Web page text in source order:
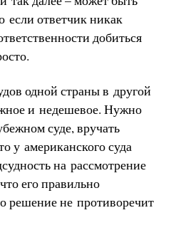
ответчик никак
добиться
одной страны в другой
и недешевое. Нужно
суде, вручать
у американского суда
на рассмотрение
его правильно
решение не противоречит